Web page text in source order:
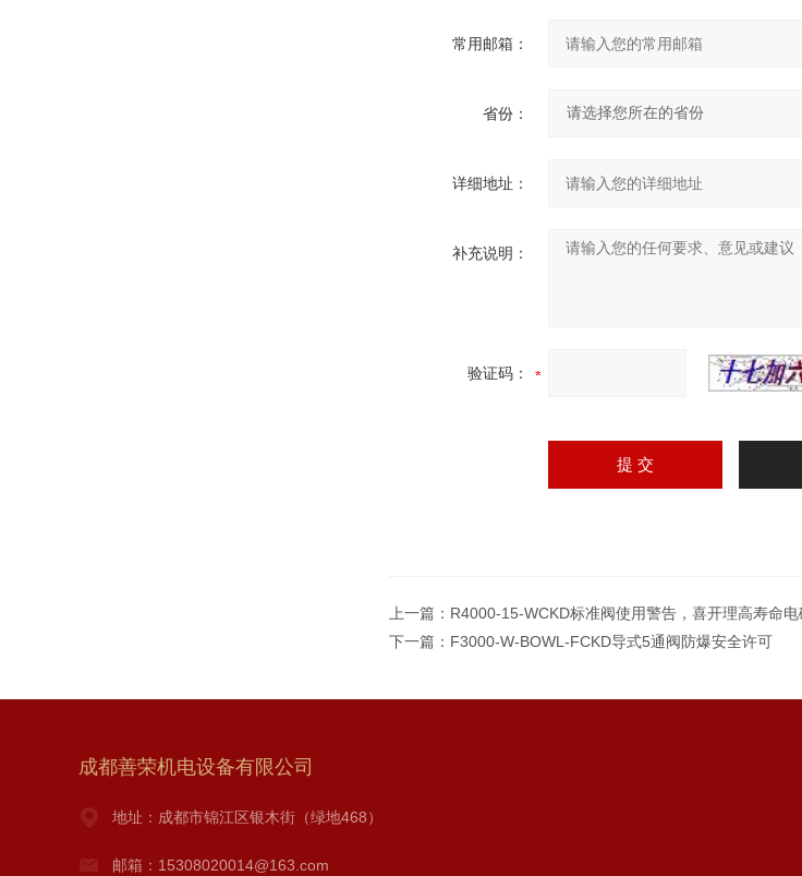
常用邮箱：
省份：
详细地址：
补充说明：
验证码：
上一篇： R4000-15-WCKD标准阀使用警告，喜开理高寿命电
下一篇： F3000-W-BOWL-FCKD导式5通阀防爆安全许可
成都善荣机电设备有限公司
地址：成都市锦江区银木街（绿地468）
邮箱：15308020014@163.com